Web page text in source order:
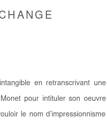
en retranscrivant une
pour intituler son oeuvre
le nom d’impressionnisme